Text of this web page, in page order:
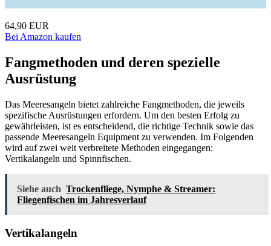
64,90 EUR
Bei Amazon kaufen
Fangmethoden und deren spezielle
Ausrüstung
Das Meeresangeln bietet zahlreiche Fangmethoden, die jeweils
spezifische Ausrüstungen erfordern. Um den besten Erfolg zu
gewährleisten, ist es entscheidend, die richtige Technik sowie das
passende Meeresangeln Equipment zu verwenden. Im Folgenden
wird auf zwei weit verbreitete Methoden eingegangen:
Vertikalangeln und Spinnfischen.
Siehe auch Trockenfliege, Nymphe & Streamer:
Fliegenfischen im Jahresverlauf
Vertikalangeln